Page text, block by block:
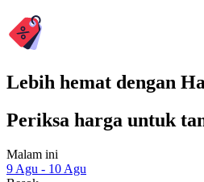
Lebih hemat dengan
Periksa harga untuk
Malam ini
9 Agu - 10 Agu